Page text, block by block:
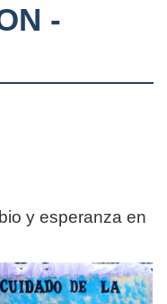
-
y esperanza en